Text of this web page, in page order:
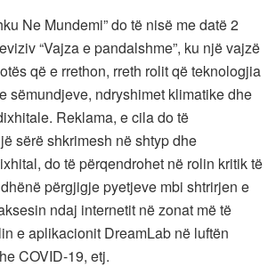
Ne Mundemi” do të nisë me datë 2
“Vajza e pandalshme”, ku një vajzë
që e rrethon, rreth rolit që teknologjia
sëmundjeve, ndryshimet klimatike dhe
Reklama, e cila do të
sërë shkrimesh në shtyp dhe
do të përqendrohet në rolin kritik të
përgjigje pyetjeve mbi shtrirjen e
ndaj internetit në zonat më të
e aplikacionit DreamLab në luftën
COVID-19, etj.